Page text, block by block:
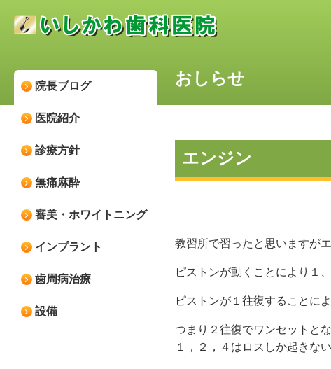
院長ブログ
医院紹介
診療方針
無痛麻酔
審美・ホワイトニング
インプラント
歯周病治療
設備
おしらせ
エンジン
教習所で習ったと思いますが
ピストンが動くことにより
ピストンが１往復することに
つまり２往復でワンセットと
１，２，４はロスしか起きない